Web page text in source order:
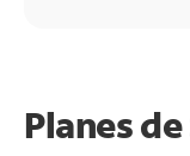
Planes